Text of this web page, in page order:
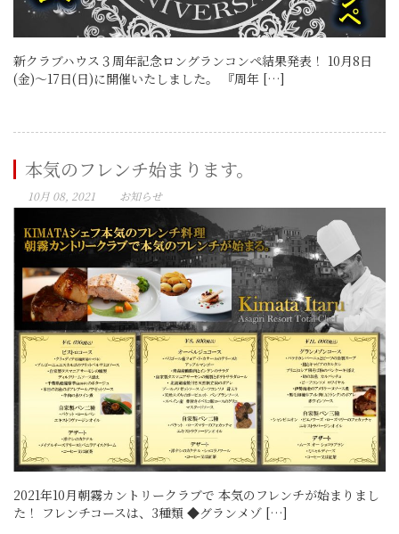
新クラブハウス３周年記念ロングランコンペ結果発表！ 10月8日
(金)～17日(日)に開催いたしました。 『周年 […]
本気のフレンチ始まります。
10月 08, 2021 お知らせ
2021年10月朝霧カントリークラブで 本気のフレンチが始まりまし
た！ フレンチコースは、3種類 ◆グランメゾ […]